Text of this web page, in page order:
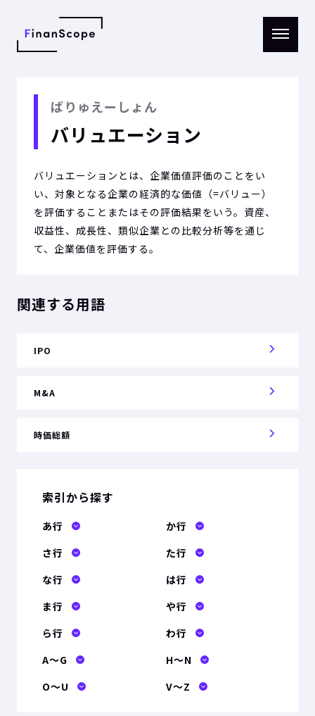
ばりゅえーしょん
バリュエーション
バリュエーションとは、企業価値評価のことをい
い、対象となる企業の経済的な価値（=バリュー）
を評価することまたはその評価結果をいう。資産、
収益性、成長性、類似企業との比較分析等を通じ
て、企業価値を評価する。
関連する用語
IPO
M&A
時価総額
索引から探す
あ行
か行
さ行
た行
な行
は行
ま行
や行
ら行
わ行
A〜G
H〜N
O〜U
V〜Z